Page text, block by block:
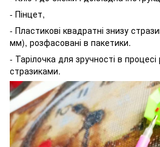
- Пінцет,
- Пластикові квадратні знизу
мм), розфасовані в пакетики.
- Тарілочка для зручності в
стразиками.